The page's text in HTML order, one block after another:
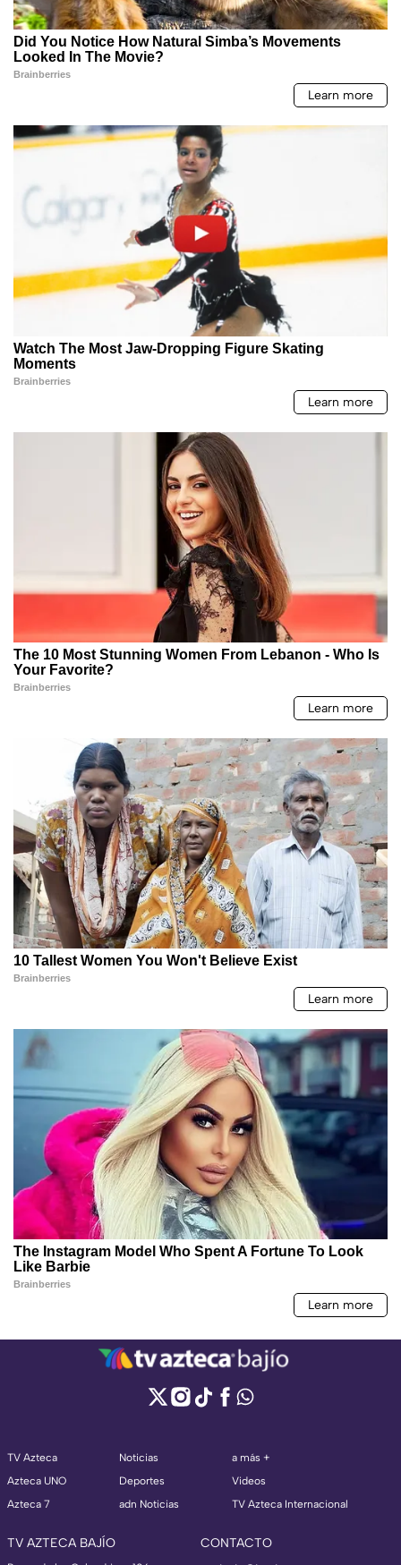
TV Azteca
Azteca UNO
Azteca 7
Noticias
Deportes
adn Noticias
a más +
Videos
TV Azteca Internacional
TV AZTECA BAJÍO CONTACTO